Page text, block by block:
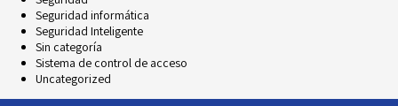
Seguridad informática
Seguridad Inteligente
Sin categoría
Sistema de control de acceso
Uncategorized